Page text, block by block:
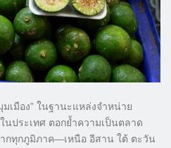
เมือง” ในฐานะแหล่งจำหน่าย
ประเทศ ตอกย้ำความเป็นตลาด
กทุกภูมิภาค—เหนือ อีสาน ใต้ ตะวัน